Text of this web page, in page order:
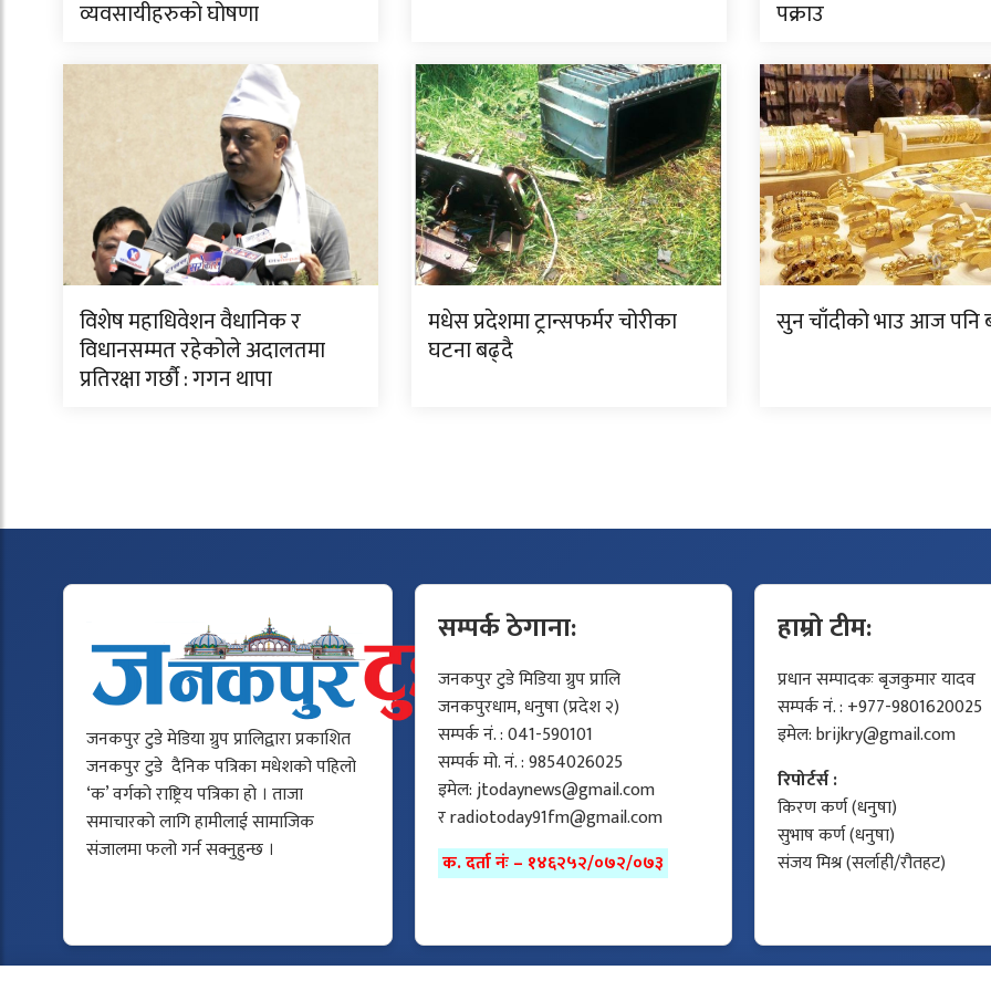
व्यवसायीहरुको घोषणा पक्राउ
विशेष महाधिवेशन वैधानिक र
विधानसम्मत रहेकोले अदालतमा
प्रतिरक्षा गर्छौ : गगन थापा
मधेस प्रदेशमा ट्रान्सफर्मर चोरीका
घटना बढ्दै
सुन चाँदीको भाउ आज पनि
जनकपुर टुडे मेडिया ग्रुप प्रालिद्वारा प्रकाशित
जनकपुर टुडे दैनिक पत्रिका मधेशको पहिलो
‘क’ वर्गको राष्ट्रिय पत्रिका हो । ताजा
समाचारको लागि हामीलाई सामाजिक
संजालमा फलो गर्न सक्नुहुन्छ ।
सम्पर्क ठेगाना:
जनकपुर टुडे मिडिया ग्रुप प्रालि
जनकपुरधाम, धनुषा (प्रदेश २)
सम्पर्क नं. : 041-590101
सम्पर्क मो. नं. : 9854026025
इमेल:jtodaynews@gmail.com
रradiotoday91fm@gmail.com
क. दर्ता नंः – १४६२५२/०७२/०७३
हाम्रो टीम:
प्रधान सम्पादकः बृजकुमार यादव
सम्पर्क नं. : +977-9801620025
इमेल:brijkry@gmail.com
रिपोर्टर्स :
किरण कर्ण (धनुषा)
सुभाष कर्ण (धनुषा)
संजय मिश्र (सर्लाही/रौतहट)